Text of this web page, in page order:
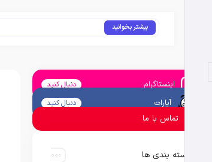
بیشتر بخوانید
اینستاگرام دنبال کنید
آپارات دنبال کنید
تماس با ما
دسته بندی ها